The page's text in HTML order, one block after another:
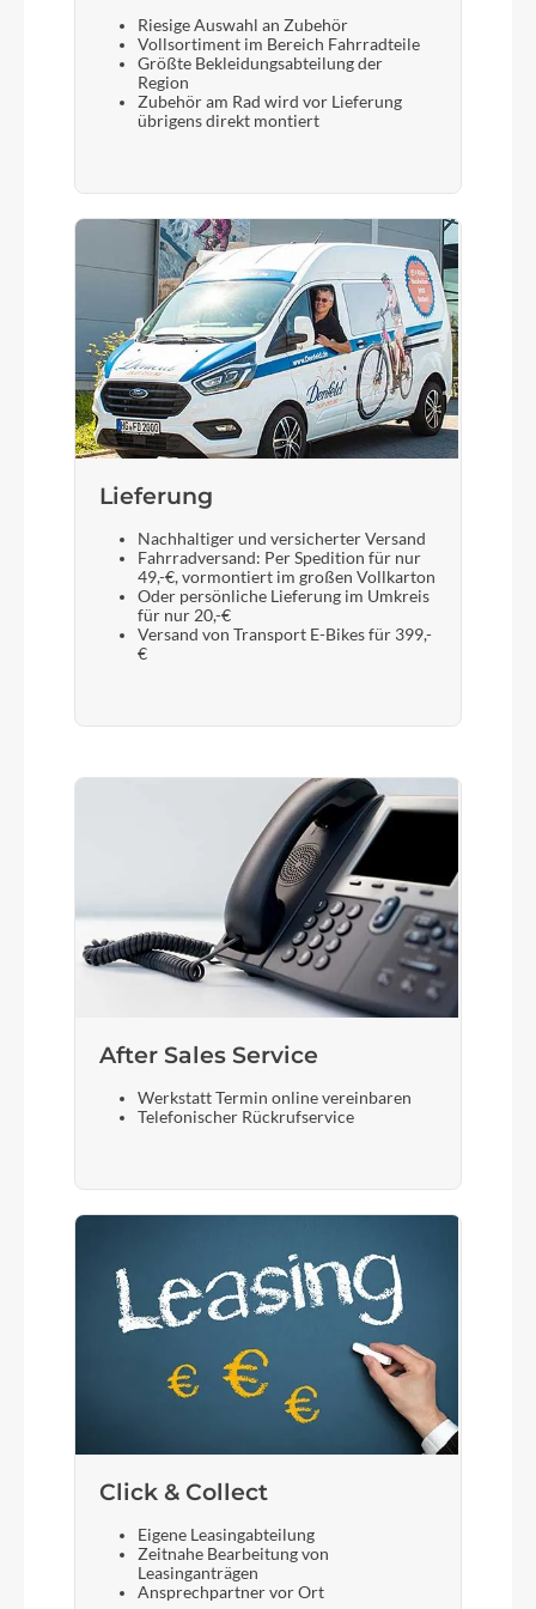
Riesige Auswahl an Zubehör
Vollsortiment im Bereich Fahrradteile
Größte Bekleidungsabteilung der
Region
Zubehör am Rad wird vor Lieferung
übrigens direkt montiert
Lieferung
Nachhaltiger und versicherter Versand
Fahrradversand: Per Spedition für nur
49,-€, vormontiert im großen Vollkarton
Oder persönliche Lieferung im Umkreis
für nur 20,-€
Versand von Transport E-Bikes für 399,-
€
After Sales Service
Werkstatt Termin online vereinbaren
Telefonischer Rückrufservice
Click & Collect
Eigene Leasingabteilung
Zeitnahe Bearbeitung von
Leasinganträgen
Ansprechpartner vor Ort